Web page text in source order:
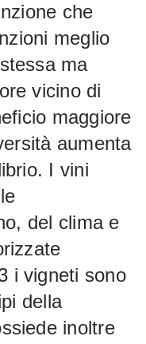
che
meglio
ma
vicino di
maggiore
aumenta
I vini
del clima e
i vigneti sono
della
inoltre